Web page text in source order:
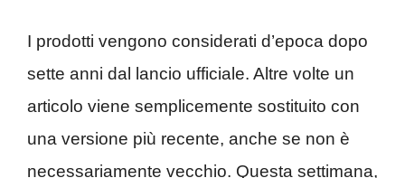
I prodotti vengono considerati d’epoca dopo
sette anni dal lancio ufficiale. Altre volte un
articolo viene semplicemente sostituito con
una versione più recente, anche se non è
necessariamente vecchio. Questa settimana,